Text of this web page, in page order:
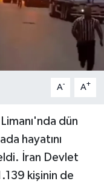
A- A+
dün
hayatını
İran Devlet
kişinin de